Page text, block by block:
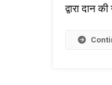
द्वारा दान